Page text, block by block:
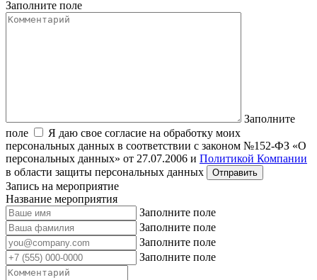
Заполните поле
Заполните
поле
Я даю свое согласие на обработку моих
персональных данных в соответствии с законом №152-ФЗ «О
персональных данных» от 27.07.2006 и Политикой Компании
в области защиты персональных данных
Запись на мероприятие
Название мероприятия
Заполните поле
Заполните поле
Заполните поле
Заполните поле